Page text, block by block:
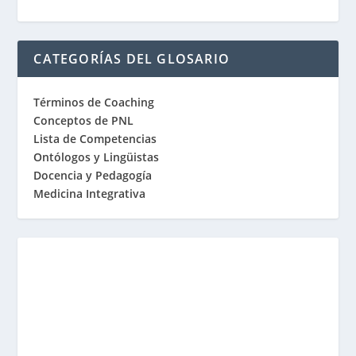
CATEGORÍAS DEL GLOSARIO
Términos de Coaching
Conceptos de PNL
Lista de Competencias
Ontólogos y Lingüistas
Docencia y Pedagogía
Medicina Integrativa